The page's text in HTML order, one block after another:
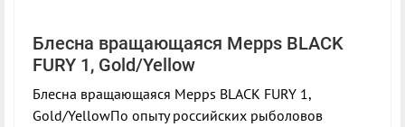
Блесна вращающаяся Mepps BLACK
FURY 1, Gold/Yellow
Блесна вращающаяся Mepps BLACK FURY 1,
Gold/YellowПо опыту российских рыболовов